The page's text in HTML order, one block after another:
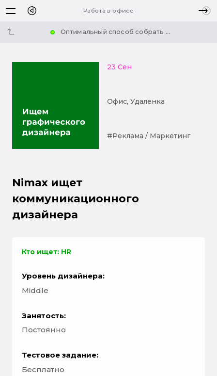
Работа в офисе
Оптимальный способ собрать ...
23 Сен
Офис, Удаленка
#Реклама / Маркетинг
Nimax ищет
коммуникационного
дизайнера
Кто ищет: HR
Уровень дизайнера:
Middle
Занятость:
Постоянно
Тестовое задание:
Бесплатно